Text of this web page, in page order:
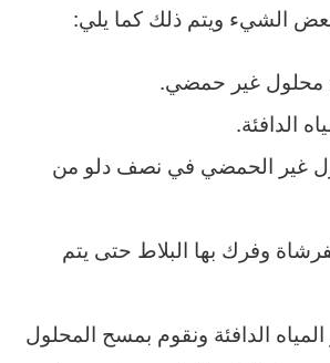
الشيء ويتم ذلك كما يلي:
غير حمضي.
الدافئة.
غير الحمضي في نصف دلو من
وفرك بها البلاط حتى يتم
الدافئة ونقوم بمسح المحلول